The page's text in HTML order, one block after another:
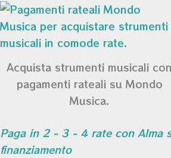
Acquista strumenti musicali con
pagamenti rateali su Mondo
Musica.
Paga in 2 - 3 - 4 rate con Alma
finanziamento